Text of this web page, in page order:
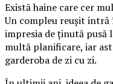
Există haine care cer
Un compleu reușit intră
impresia de ținută pusă
multă planificare, iar
garderoba de zi cu zi.